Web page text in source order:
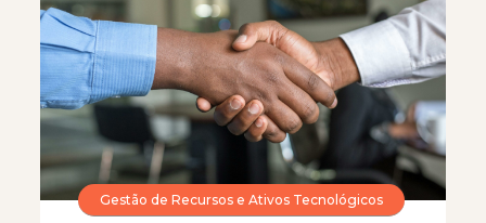
Gestão de Recursos e Ativos Tecnológicos